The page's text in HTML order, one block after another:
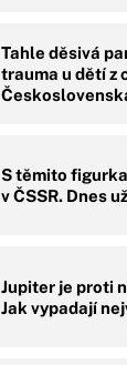
Tahle děsivá
trauma u dětí z
S těmito
v ČSSR. Dnes
Jupiter je proti
Jak vypadají